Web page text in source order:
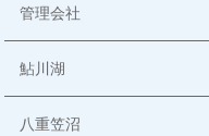
管理会社
鮎川湖
八重笠沼